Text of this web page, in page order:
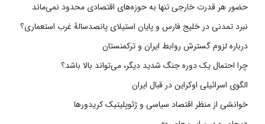
حضور هر قدرت خارجی تنها به حوزه‌های اقتصادی محدود نمی‌ماند
نبرد تمدنی در خلیج فارس و پایان استیلای پانصدسالۀ غرب استعماری؟
درباره لزوم گسترش روابط ایران و ترکمنستان
چرا احتمال یک دوره جنگ شدید دیگر، می‌تواند بالا باشد؟
الگوی اسرائیلی اوکراین در قبال ایران
خوانشی از منظر اقتصاد سیاسی و ژئوپلیتیک کریدورها